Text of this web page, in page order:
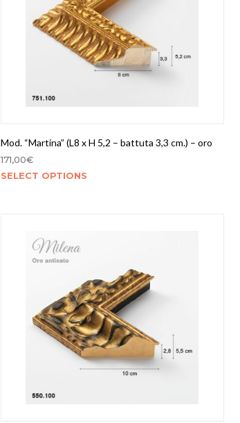
Mod. “Martina” (L8 x H 5,2 – battuta 3,3 cm.) – oro
171,00€
SELECT OPTIONS